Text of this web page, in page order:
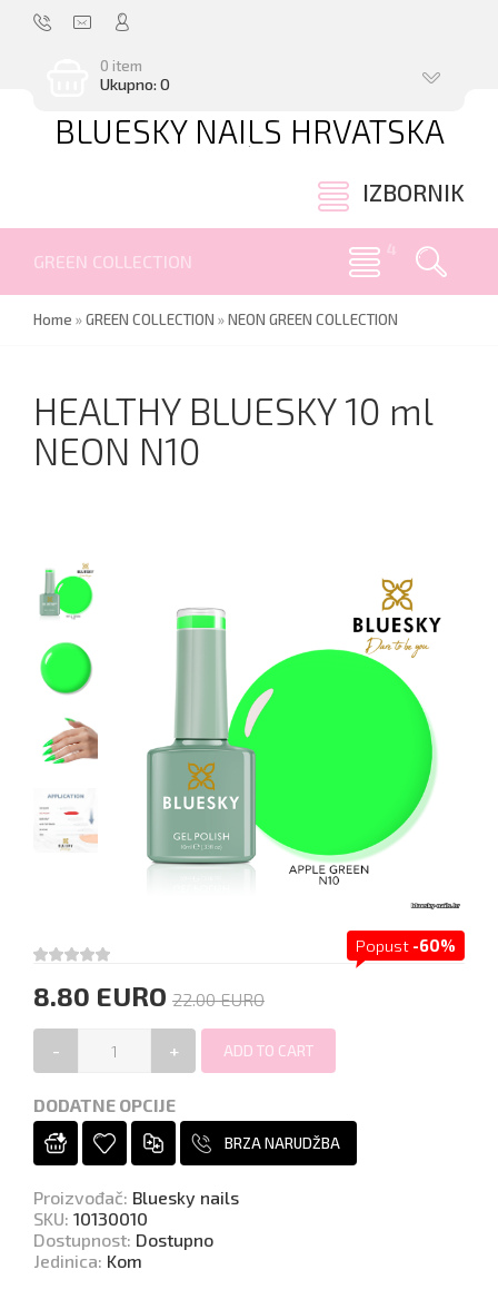
0 item
Ukupno: 0
BLUESKY NAILS HRVATSKA
.
IZBORNIK
GREEN COLLECTION
Home »GREEN COLLECTION »NEON GREEN COLLECTION
HEALTHY BLUESKY 10 ml
NEON N10
Popust -60%
8.80 EURO 22.00 EURO
- +
DODATNE OPCIJE
BRZA NARUDŽBA
Proizvođač: Bluesky nails
SKU: 10130010
Dostupnost: Dostupno
Jedinica: Kom